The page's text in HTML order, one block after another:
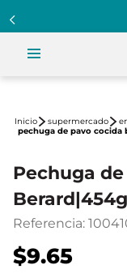
supermercado
pechuga de pavo cocida
Pechuga
Berard|454g
Referencia:
$9.65